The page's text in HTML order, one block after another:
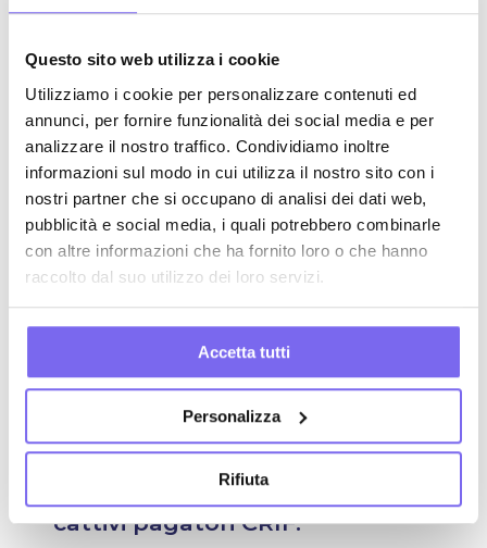
Questo sito web utilizza i cookie
Utilizziamo i cookie per personalizzare contenuti ed
annunci, per fornire funzionalità dei social media e per
analizzare il nostro traffico. Condividiamo inoltre
informazioni sul modo in cui utilizza il nostro sito con i
nostri partner che si occupano di analisi dei dati web,
pubblicità e social media, i quali potrebbero combinarle
con altre informazioni che ha fornito loro o che hanno
raccolto dal suo utilizzo dei loro servizi.
Accetta tutti
Personalizza
Rifiuta
prima di concedere finanziamenti. La
fiducia delle banche è compromessa ed
è difficile ottenere nuovi prestiti, mutui
o linee di credito.Le conseguenze si
estendono anche a carte dicreditoe
assegni non coperti, con il rischio di
essere inseriti nei registri dei protestati.
Inoltre,la storia creditizia
compromessa può portare al
e, almeno in linea teorica, alla negazione
dell’apertura di un conto corrente.
Cancellazione dalla lista dei
cattivi pagatori CRIF.